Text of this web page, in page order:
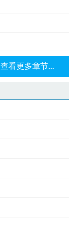
查看更多章节...